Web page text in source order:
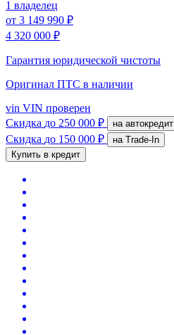
1 владелец
от 3 149 990 ₽
4 320 000 ₽
Гарантия юридической чистоты
Оригинал ПТС в наличии
vin VIN проверен
Скидка до 250 000 ₽ на автокредит
Скидка до 150 000 ₽
на Trade-In
Купить в кредит